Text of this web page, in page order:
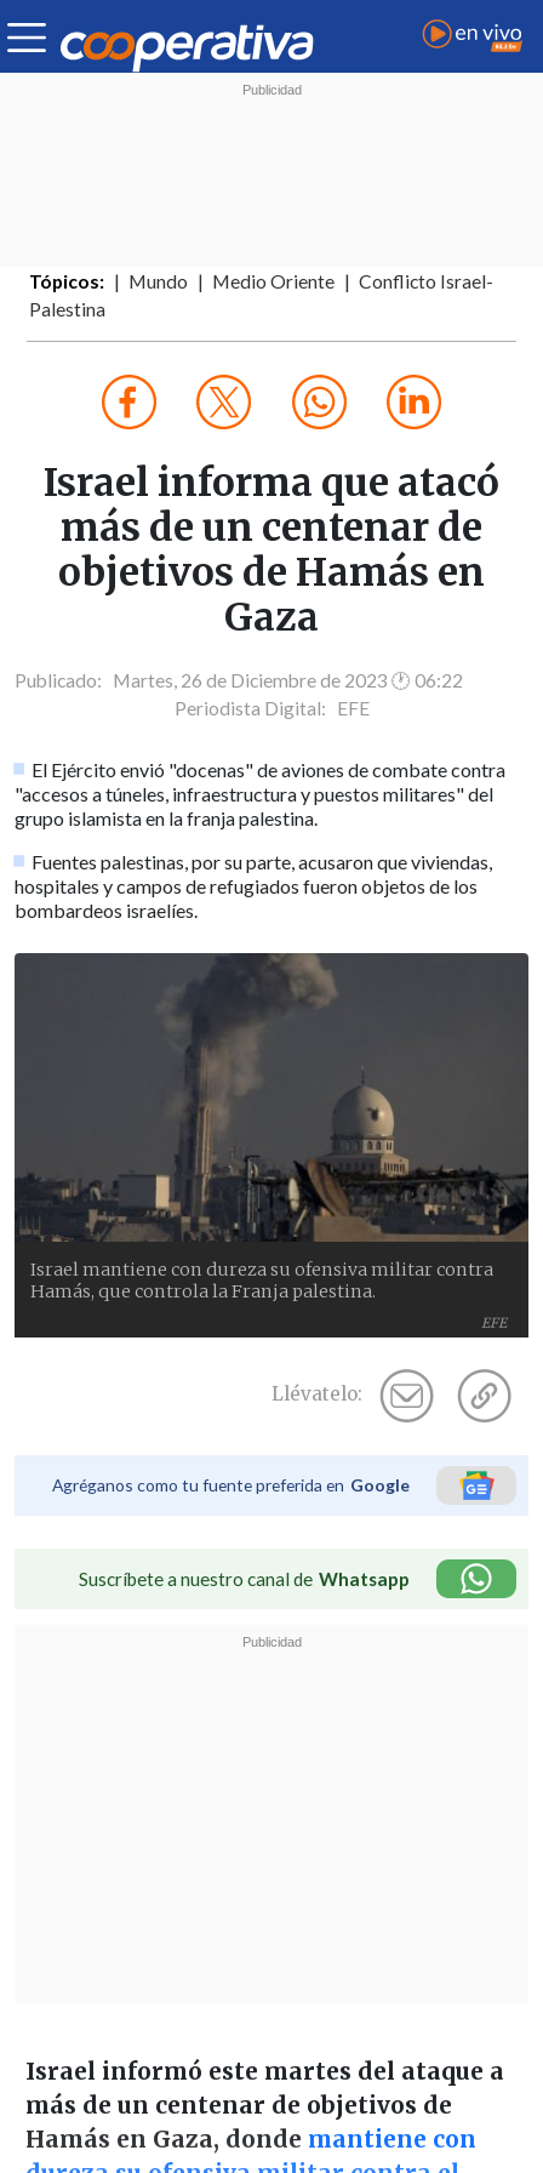
Tópicos: Mundo Medio Oriente
Conflicto Israel-
Palestina
Israel informa que atacó
más de un centenar de
objetivos de Hamás en
Gaza
Publicado: Martes, 26 de Diciembre de 2023 🕐 06:22
Periodista Digital: EFE
El Ejército envió "docenas" de aviones de combate contra
"accesos a túneles, infraestructura y puestos militares" del
grupo islamista en la franja palestina.
Fuentes palestinas, por su parte, acusaron que viviendas,
hospitales y campos de refugiados fueron objetos de los
bombardeos israelíes.
EFE
Israel mantiene con dureza su ofensiva militar contra
Hamás, que controla la Franja palestina.
Llévatelo:
Agréganos como tu fuente preferida en Google
Suscríbete a nuestro canal de Whatsapp
Israel informó este martes del ataque a
más de un centenar de objetivos de
Hamás en Gaza, donde mantiene con